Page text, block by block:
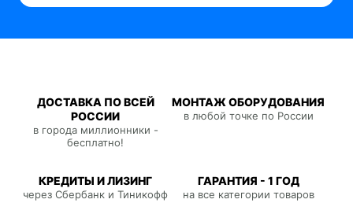
ДОСТАВКА ПО ВСЕЙ
РОССИИ
в города миллионники -
бесплатно!
МОНТАЖ ОБОРУДОВАНИЯ
в любой точке по России
КРЕДИТЫ И ЛИЗИНГ
через Сбербанк и Тиникофф
ГАРАНТИЯ - 1 ГОД
на все категории товаров